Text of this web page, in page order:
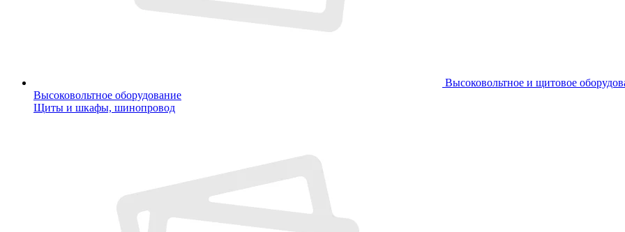
Высоковольтное и щитовое
Высоковольтное оборудование
Щиты и шкафы, шинопровод